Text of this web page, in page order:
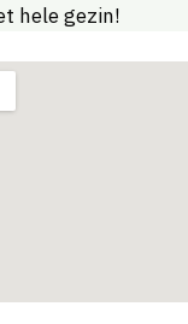
hele gezin!